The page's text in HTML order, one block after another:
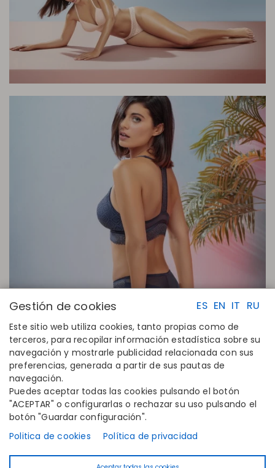
ES EN IT RU
Gestión de cookies
Este sitio web utiliza cookies, tanto propias como de
terceros, para recopilar información estadística sobre su
navegación y mostrarle publicidad relacionada con sus
preferencias, generada a partir de sus pautas de
navegación.
Puedes aceptar todas las cookies pulsando el botón
"ACEPTAR" o configurarlas o rechazar su uso pulsando el
botón "Guardar configuración".
Politica de cookies
Política de privacidad
ENLACES RAPIDOS
Calcula tu talla
Encuentra tu tienda
Únete al directorio
CONTACTO
Disintex 2021 SL
disintex@disintex.es
Conócenos
Blog
Facebook
Linkedin